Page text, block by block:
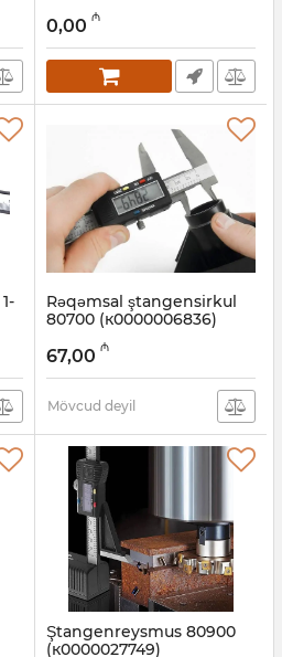
150MM)
Artikul: 027001116
0,00 ₼
Rəqəmsal ştangensirkul
80700 (к0000006836)
003001506
67,00 ₼
Mövcud deyil
Ştangenreysmus 80900
(к0000027749)